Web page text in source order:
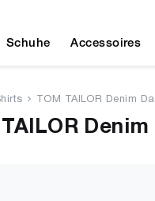
Schuhe Accessoires
TOM TAILOR Denim